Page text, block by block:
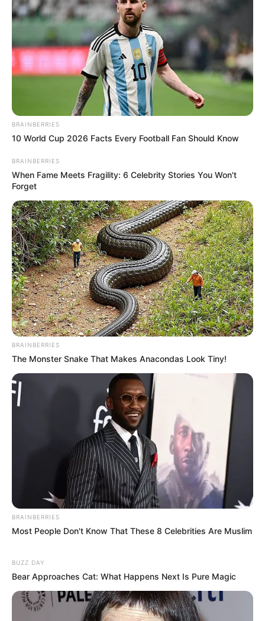
Vestido de crochê com manga longa
BRAINBERRIES
10 World Cup 2026 Facts Every Football Fan Should Know
BRAINBERRIES
When Fame Meets Fragility: 6 Celebrity Stories You Won't
Forget
BRAINBERRIES
The Monster Snake That Makes Anacondas Look Tiny!
BRAINBERRIES
Most People Don't Know That These 8 Celebrities Are Muslim
BUZZ DAY
Bear Approaches Cat: What Happens Next Is Pure Magic